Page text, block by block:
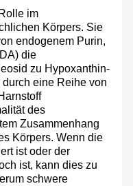
im
Körpers. Sie
endogenem Purin,
die
zu Hypoxanthin-
eine Reihe von
des
Zusammenhang
Körpers. Wenn die
ist oder der
ist, kann dies zu
schwere